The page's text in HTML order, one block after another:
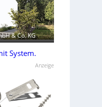
& Co. KG
System.
Anzeige